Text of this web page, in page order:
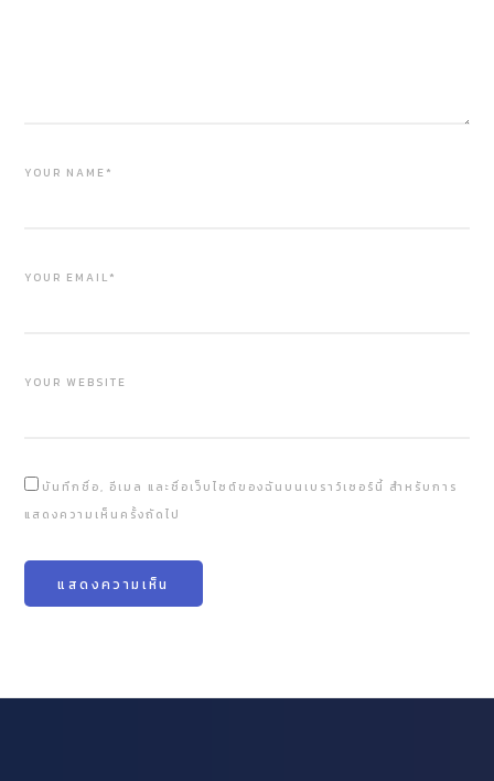
YOUR NAME*
YOUR EMAIL*
YOUR WEBSITE
บันทึกชื่อ, อีเมล และชื่อเว็บไซต์ของฉันบนเบราว์เซอร์นี้ สำหรับการ
แสดงความเห็นครั้งถัดไป